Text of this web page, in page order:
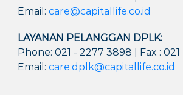
Email:care@capitallife.co.id
LAYANAN PELANGGAN DPLK:
Phone: 021 - 2277 3898 | Fax :
Email:care.dplk@capitallife.co.id